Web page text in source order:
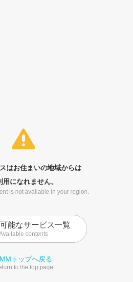
はお住まいの地域からは
用になれません。
is not available in your region.
能なサービス一覧
contents
トップへ戻る
to the top page